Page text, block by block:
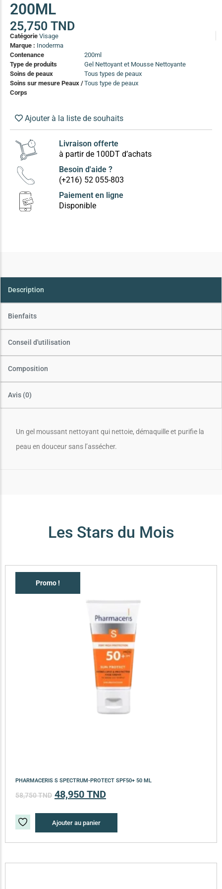
(13)
Soin anti-pelliculaire
Soin pointes cassantes et fourchues
Soins Solaires Ciblés
Pour chaque type de peau, une solution
Soins cibés adultes(67)
Soins ciblé enfants / adolescent (5-18 ans)
200ML
25,750 TND
Catégorie Visage
Marque : Inoderma
Contenance
200ml
Type de produits
Gel Nettoyant et Mousse Nettoyante
Soins de peaux
Tous types de peaux
Soins sur mesure Peaux /
Corps
Tous type de peaux
Ajouter à la liste de souhaits
Livraison offerte
à partir de 100DT d’achats
Besoin d'aide ?
(+216) 52 055-803
Paiement en ligne
Disponible
Composition
Conseil d'utilisation
Bienfaits
Description
Avis (0)
Un gel moussant nettoyant qui nettoie, démaquille et purifie la
peau en douceur sans l’assécher.
Les Stars du Mois
Promo !
PHARMACERIS S SPECTRUM-PROTECT SPF50+ 50 ML
58,750TND 48,950 TND
Ajouter au panier